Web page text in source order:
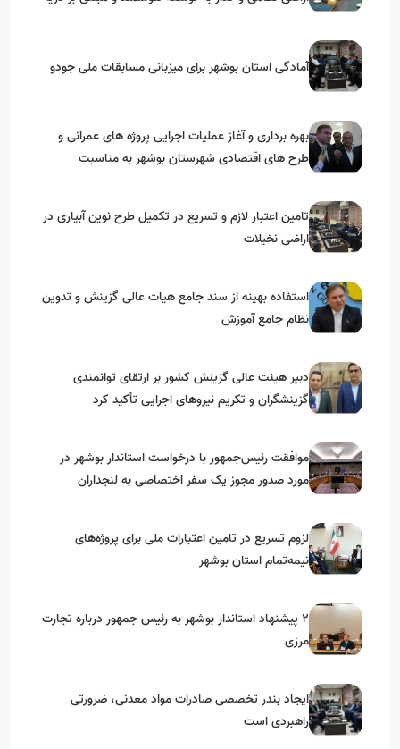
آمادگی استان بوشهر برای میزبانی مسابقات ملی جودو
بهره برداری و آغاز عملیات اجرایی پروژه های عمرانی و
طرح های اقتصادی شهرستان بوشهر به مناسبت
تامین اعتبار لازم و تسریع در تکمیل طرح نوین آبیاری در
اراضی نخیلات
استفاده بهینه از سند جامع هیات عالی گزینش و‌ تدوین
نظام جامع آموزش
دبیر هیئت عالی گزینش کشور بر ارتقای توانمندی
گزینشگران و تکریم نیروهای اجرایی تأکید کرد
موافقت رئیس‌جمهور با درخواست استاندار بوشهر در
مورد صدور مجوز یک سفر اختصاصی به لنجداران
لزوم تسریع در تامین اعتبارات ملی برای پروژه‌های
نیمه‌تمام استان بوشهر
۲ پیشنهاد استاندار بوشهر به رئیس جمهور درباره تجارت
مرزی
ایجاد بندر تخصصی صادرات مواد معدنی، ضرورتی
راهبردی است